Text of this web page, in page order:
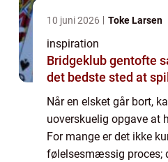
10 juni 2026 Toke Larsen
inspiration
Bridgeklub gentofte sådan finder du
det bedste sted at
Når en elsket går bort,
uoverskuelig opgave at
For mange er det ikke
følelsesmæssig proces;